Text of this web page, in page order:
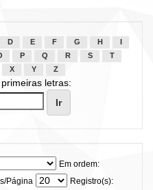
D E F G H
P Q R S
T
X Y Z
letras:
Em ordem:
Página
Registro(s):